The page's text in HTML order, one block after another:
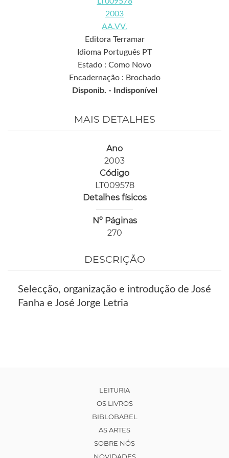
2003
AA.VV.
Editora Terramar
Idioma Português PT
Estado : Como Novo
Encadernação : Brochado
Disponib. -
Indisponível
MAIS DETALHES
Ano
2003
Código
LT009578
Detalhes físicos
Nº Páginas
270
DESCRIÇÃO
Selecção, organização e introdução de José
Fanha e José Jorge Letria
LEITURIA
OS LIVROS
BIBLOBABEL
AS ARTES
SOBRE NÓS